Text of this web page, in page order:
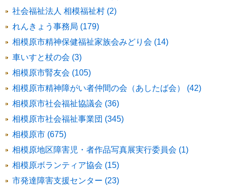
社会福祉法人 相模福祉村 (2)
れんきょう事務局 (179)
相模原市精神保健福祉家族会みどり会 (14)
車いすと杖の会 (3)
相模原市腎友会 (105)
相模原市精神障がい者仲間の会（あしたば会） (42)
相模原市社会福祉協議会 (36)
相模原市社会福祉事業団 (345)
相模原市 (675)
相模原地区障害児・者作品写真展実行委員会 (1)
相模原ボランティア協会 (15)
市発達障害支援センター (23)